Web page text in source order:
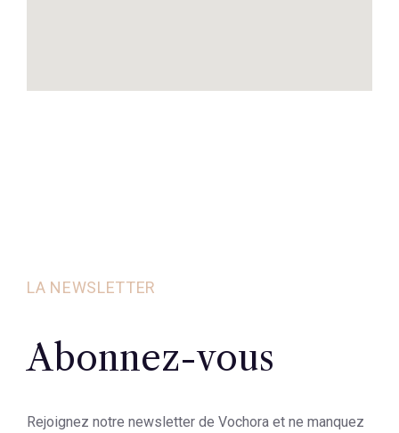
LA NEWSLETTER
Abonnez-vous
Rejoignez notre newsletter de Vochora et ne manquez